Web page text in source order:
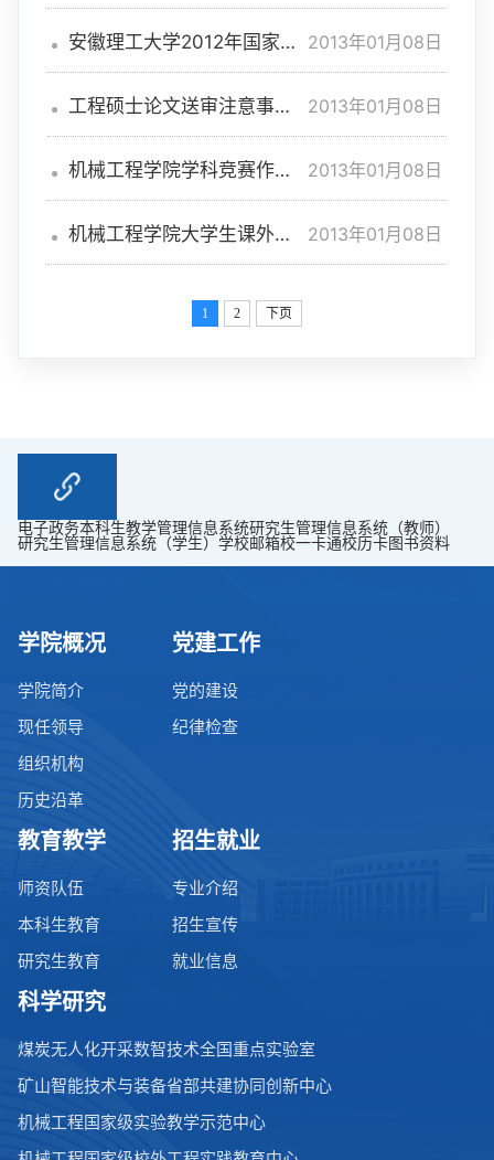
设计说明书和实习报告封面
安徽理工大学2012年国家级
大学生创新创业训练计划项目
资料
2013年01月08日
工程硕士论文送审注意事项
及答辩相关资料
2013年01月08日
机械工程学院学科竞赛作品
制作经费预算表
2013年01月08日
机械工程学院大学生课外科
技创新团队管理
2013年01月08日
1 2 下页
电子政务本科生教学管理信息系统研究生管理信息系统（教师）
研究生管理信息系统（学生） 学校邮箱校一卡通校历卡图书资料
学院概况
学院简介
现任领导
组织机构
历史沿革
党建工作
党的建设
纪律检查
教育教学
师资队伍
本科生教育
研究生教育
招生就业
专业介绍
招生宣传
就业信息
科学研究
煤炭无人化开采数智技术全国重点实验室
矿山智能技术与装备省部共建协同创新中心
机械工程国家级实验教学示范中心